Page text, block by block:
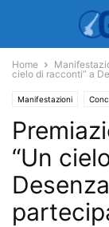
Home
cielo di racconti” a
Manifestazioni
“Un